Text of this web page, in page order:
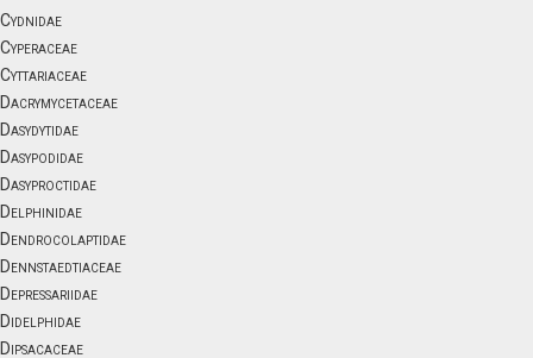
Cydnidae
Cyperaceae
Cyttariaceae
Dacrymycetaceae
Dasydytidae
Dasypodidae
Dasyproctidae
Delphinidae
Dendrocolaptidae
Dennstaedtiaceae
Depressariidae
Didelphidae
Dipsacaceae